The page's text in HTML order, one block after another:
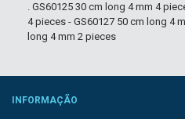
. GS60125 30 cm long 4 mm 4
4 pieces - GS60127 50 cm long 4
long 4 mm 2 pieces
INFORMAÇÃO